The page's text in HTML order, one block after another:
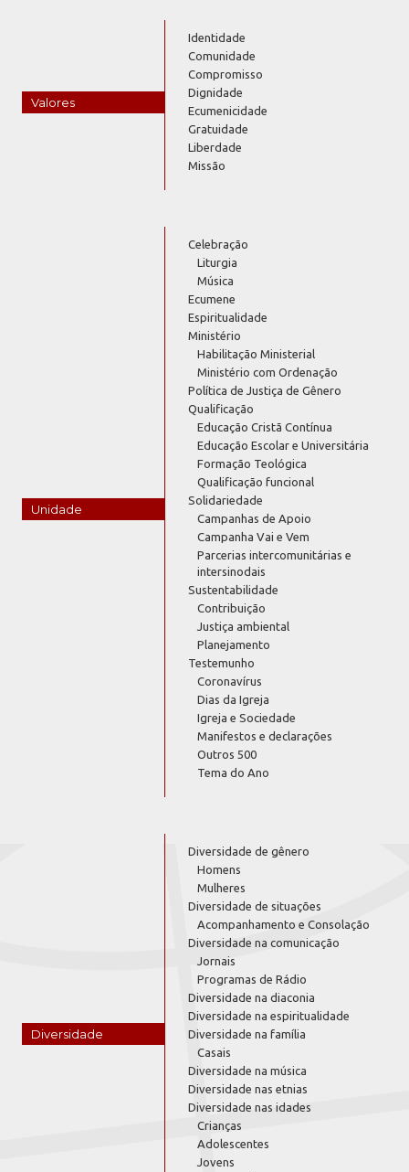
Valores
Identidade
Comunidade
Compromisso
Dignidade
Ecumenicidade
Gratuidade
Liberdade
Missão
Unidade
Celebração
Liturgia
Música
Ecumene
Espiritualidade
Ministério
Habilitação Ministerial
Ministério com Ordenação
Política de Justiça de Gênero
Qualificação
Educação Cristã Contínua
Educação Escolar e Universitária
Formação Teológica
Qualificação funcional
Solidariedade
Campanhas de Apoio
Campanha Vai e Vem
Parcerias intercomunitárias e
intersinodais
Sustentabilidade
Contribuição
Justiça ambiental
Planejamento
Testemunho
Coronavírus
Dias da Igreja
Igreja e Sociedade
Manifestos e declarações
Outros 500
Tema do Ano
Diversidade
Diversidade de gênero
Homens
Mulheres
Diversidade de situações
Acompanhamento e Consolação
Diversidade na comunicação
Jornais
Programas de Rádio
Diversidade na diaconia
Diversidade na espiritualidade
Diversidade na família
Casais
Diversidade na música
Diversidade nas etnias
Diversidade nas idades
Crianças
Adolescentes
Jovens